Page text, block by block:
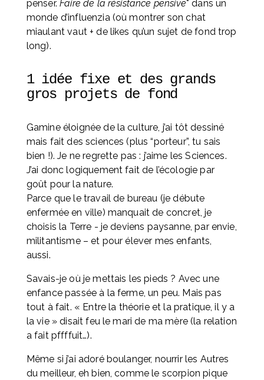
penser. Faire de la résistance pensive* dans un
monde d’influenzia (où montrer son chat
miaulant vaut + de likes qu’un sujet de fond trop
long).
1 idée fixe et des grands
gros projets de fond
Gamine éloignée de la culture, j’ai tôt dessiné
mais fait des sciences (plus “porteur”, tu sais
bien !). Je ne regrette pas : j’aime les Sciences.
J’ai donc logiquement fait de l’écologie par
goût pour la nature.
Parce que le travail de bureau (je débute
enfermée en ville) manquait de concret, je
choisis la Terre - je deviens paysanne, par envie,
militantisme – et pour élever mes enfants,
aussi.
Savais-je où je mettais les pieds ? Avec une
enfance passée à la ferme, un peu. Mais pas
tout à fait. « Entre la théorie et la pratique, il y a
la vie » disait feu le mari de ma mère (la relation
a fait pffffuit…).
Même si j’ai adoré boulanger, nourrir les Autres
du meilleur, eh bien, comme le scorpion pique